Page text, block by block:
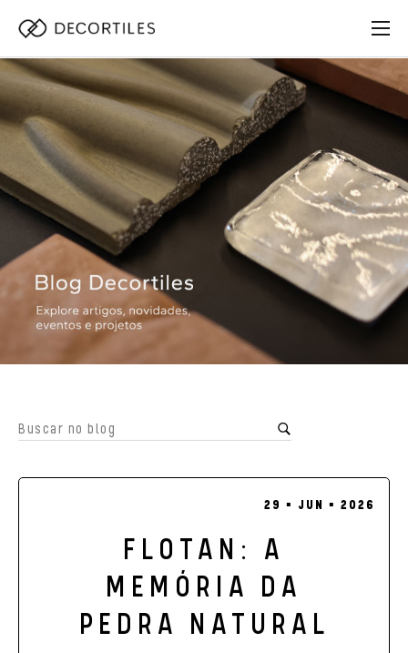
29 ▪ JUN ▪ 2026
FLOTAN: A
MEMÓRIA DA
PEDRA NATURAL